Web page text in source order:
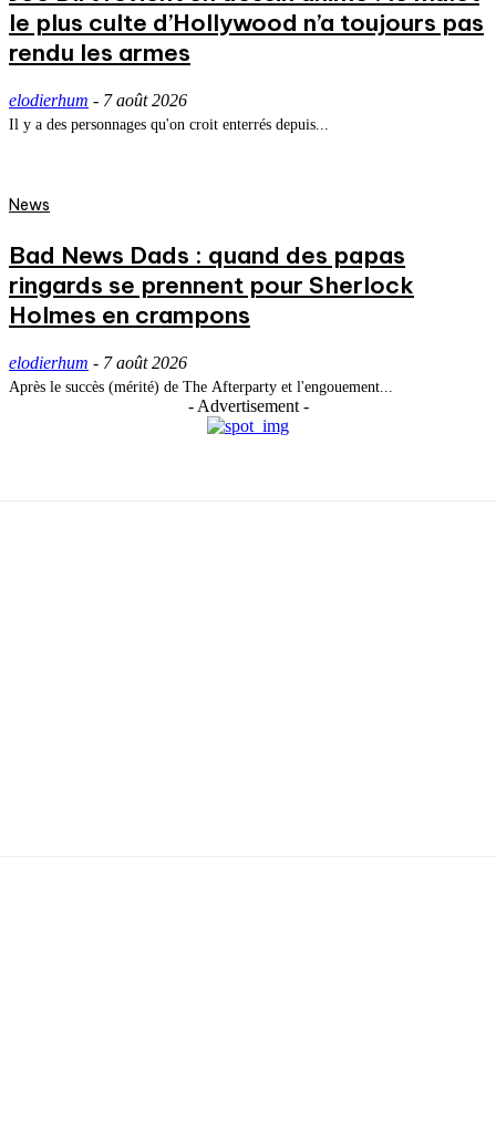
le plus culte d’Hollywood n’a toujours pas
rendu les armes
elodierhum - 7 août 2026
Il y a des personnages qu'on croit enterrés depuis...
News
Bad News Dads : quand des papas
ringards se prennent pour Sherlock
Holmes en crampons
elodierhum - 7 août 2026
Après le succès (mérité) de The Afterparty et l'engouement...
- Advertisement -